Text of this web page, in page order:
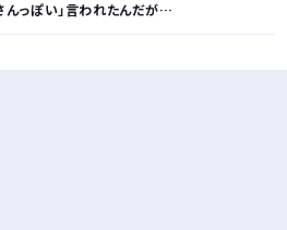
んっぽい」言われたんだが…